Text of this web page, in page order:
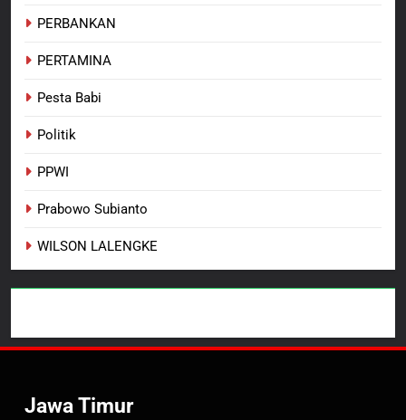
PERBANKAN
PERTAMINA
Pesta Babi
Politik
PPWI
Prabowo Subianto
WILSON LALENGKE
Jawa Timur